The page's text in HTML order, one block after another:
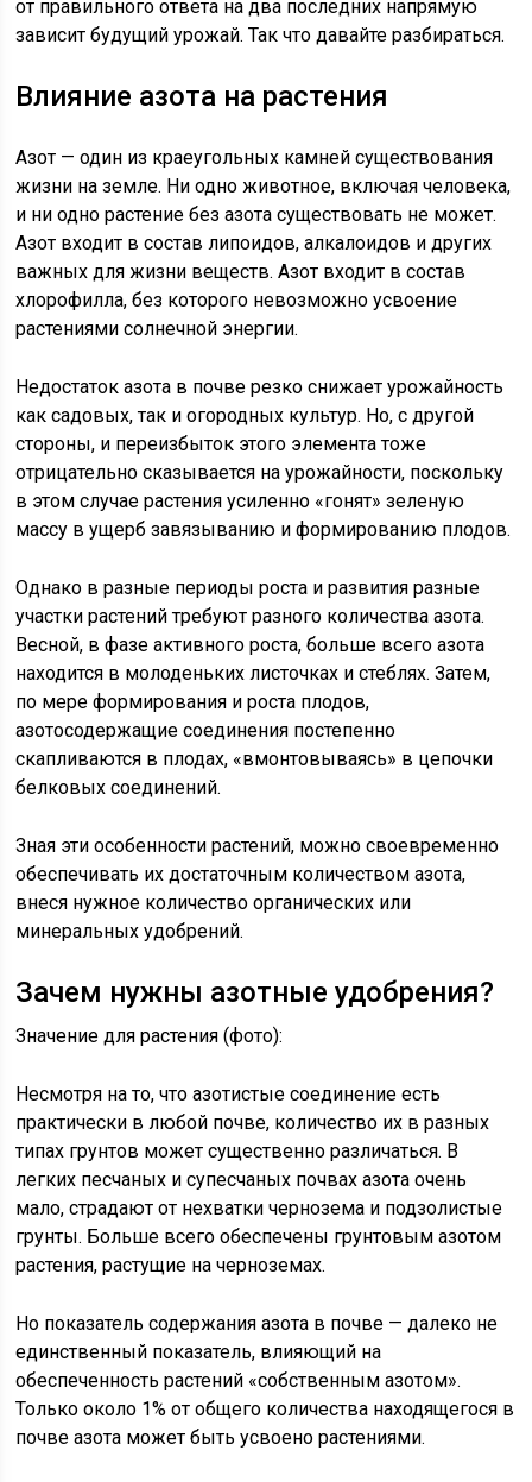
от правильного ответа на два последних напрямую
зависит будущий урожай. Так что давайте разбираться.
Влияние азота на растения
Азот — один из краеугольных камней существования
жизни на земле. Ни одно животное, включая человека,
и ни одно растение без азота существовать не может.
Азот входит в состав липоидов, алкалоидов и других
важных для жизни веществ. Азот входит в состав
хлорофилла, без которого невозможно усвоение
растениями солнечной энергии.
Недостаток азота в почве резко снижает урожайность
как садовых, так и огородных культур. Но, с другой
стороны, и переизбыток этого элемента тоже
отрицательно сказывается на урожайности, поскольку
в этом случае растения усиленно «гонят» зеленую
массу в ущерб завязыванию и формированию плодов.
Однако в разные периоды роста и развития разные
участки растений требуют разного количества азота.
Весной, в фазе активного роста, больше всего азота
находится в молоденьких листочках и стеблях. Затем,
по мере формирования и роста плодов,
азотосодержащие соединения постепенно
скапливаются в плодах, «вмонтовываясь» в цепочки
белковых соединений.
Зная эти особенности растений, можно своевременно
обеспечивать их достаточным количеством азота,
внеся нужное количество органических или
минеральных удобрений.
Зачем нужны азотные удобрения?
Значение для растения (фото):
Несмотря на то, что азотистые соединение есть
практически в любой почве, количество их в разных
типах грунтов может существенно различаться. В
легких песчаных и супесчаных почвах азота очень
мало, страдают от нехватки чернозема и подзолистые
грунты. Больше всего обеспечены грунтовым азотом
растения, растущие на черноземах.
Но показатель содержания азота в почве — далеко не
единственный показатель, влияющий на
обеспеченность растений «собственным азотом».
Только около 1% от общего количества находящегося в
почве азота может быть усвоено растениями.